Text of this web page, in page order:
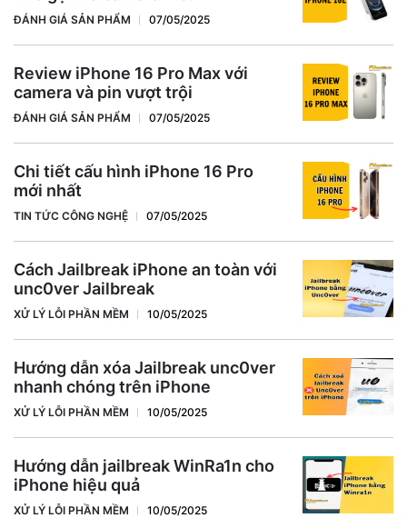
ĐÁNH GIÁ SẢN PHẨM 07/05/2025
Review iPhone 16 Pro Max với
camera và pin vượt trội
ĐÁNH GIÁ SẢN PHẨM 07/05/2025
Chi tiết cấu hình iPhone 16 Pro
mới nhất
TIN TỨC CÔNG NGHỆ 07/05/2025
Cách Jailbreak iPhone an toàn với
unc0ver Jailbreak
XỬ LÝ LỖI PHẦN MỀM 10/05/2025
Hướng dẫn xóa Jailbreak unc0ver
nhanh chóng trên iPhone
XỬ LÝ LỖI PHẦN MỀM 10/05/2025
Hướng dẫn jailbreak WinRa1n cho
iPhone hiệu quả
XỬ LÝ LỖI PHẦN MỀM 10/05/2025